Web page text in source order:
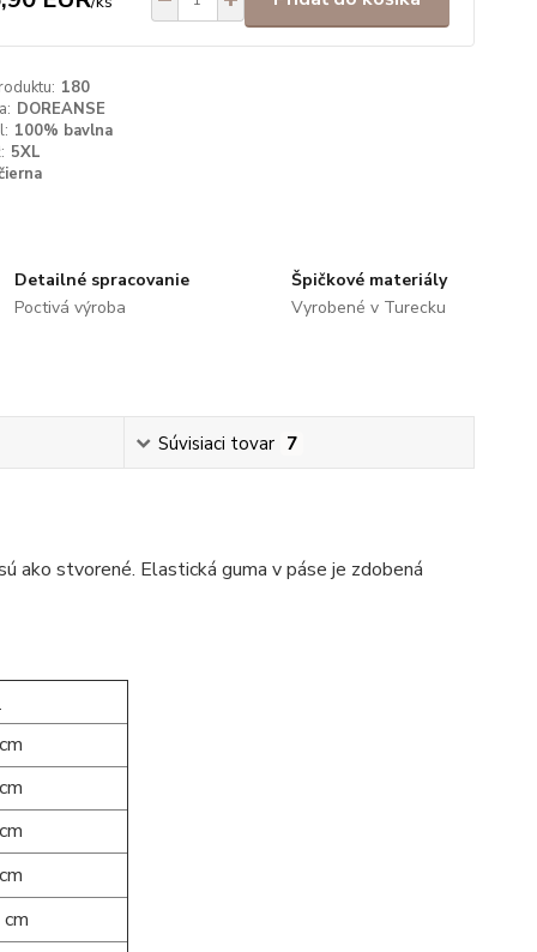
180
DOREANSE
100% bavlna
5XL
Detailné spracovanie
Poctivá výroba
Špičkové materiály
Vyrobené v Turecku
Súvisiaci tovar 7
ako stvorené. Elastická guma v páse je zdobená